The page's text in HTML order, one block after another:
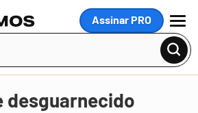
Assinar PRO
MENU
desguarnecido